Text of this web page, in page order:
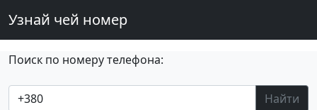
Узнай чей номер
Поиск по номеру телефона:
Найти